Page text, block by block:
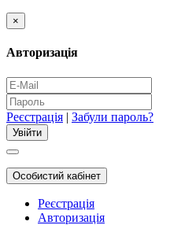
×
Авторизація
Реєстрація | Забули пароль?
Особистий кабінет
Реєстрація
Авторизація